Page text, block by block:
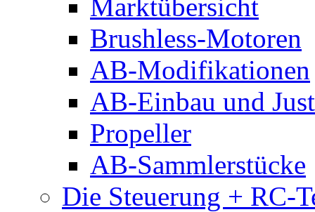
Marktübersicht
Brushless-Motoren
AB-Modifikationen
AB-Einbau und
Propeller
AB-Sammlerstücke
Die Steuerung + RC-